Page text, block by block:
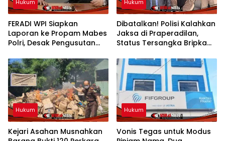
Hukum
FERADI WPI Siapkan
Laporan ke Propam Mabes
Polri, Desak Pengusutan
Penculikan Aktivis
Kesehatan UUN
Hukum
Dibatalkan! Polisi Kalahkan
Jaksa di Praperadilan,
Status Tersangka Bripka
dibebaskan
Hukum
Kejari Asahan Musnahkan
Hukum
Vonis Tegas untuk Modus